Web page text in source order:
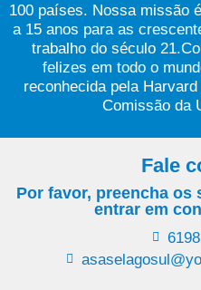
100 países. Nossa missão
a 15 anos para as
trabalho do século
felizes em todo o
reconhecida pela
Comissão da
Fale
Por favor, preencha os
entrar em